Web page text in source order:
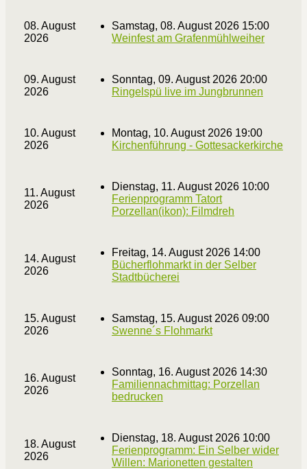
08. August
2026
Samstag, 08. August 2026 15:00
Weinfest am Grafenmühlweiher
09. August
2026
Sonntag, 09. August 2026 20:00
Ringelspü live im Jungbrunnen
10. August
2026
Montag, 10. August 2026 19:00
Kirchenführung - Gottesackerkirche
11. August
2026
Dienstag, 11. August 2026 10:00
Ferienprogramm Tatort
Porzellan(ikon): Filmdreh
14. August
2026
Freitag, 14. August 2026 14:00
Bücherflohmarkt in der Selber
Stadtbücherei
15. August
2026
Samstag, 15. August 2026 09:00
Swenne´s Flohmarkt
16. August
2026
Sonntag, 16. August 2026 14:30
Familiennachmittag: Porzellan
bedrucken
18. August
2026
Dienstag, 18. August 2026 10:00
Ferienprogramm: Ein Selber wider
Willen: Marionetten gestalten